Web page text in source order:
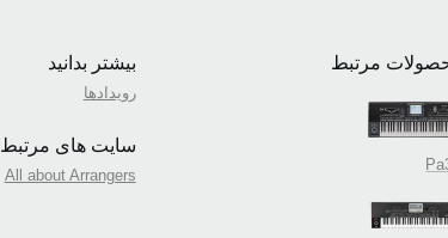
بیشتر بدانید
رویدادها
سایت های مرتبط
All about Arrangers
مرتبط